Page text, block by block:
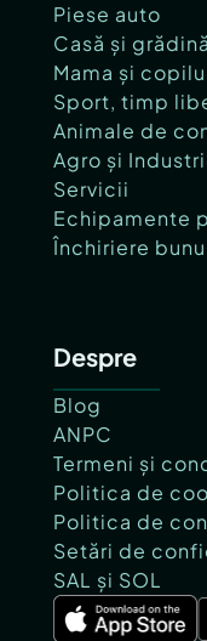
Piese auto
Casă și grădină
Mama și
Sport, timp
Animale de
Agro și
Servicii
Echipamente
Închiriere
Despre
Blog
ANPC
Termeni și
Politica de
Politica de
Setări de
SAL și SOL